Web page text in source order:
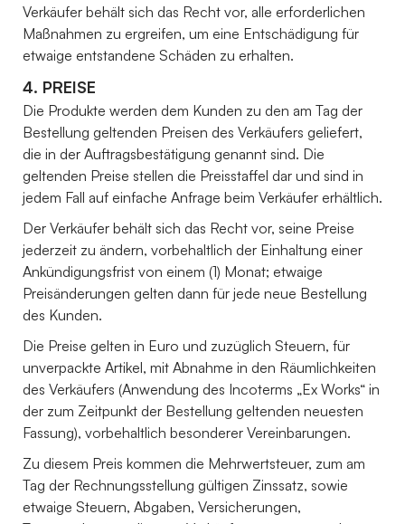
Verkäufer behält sich das Recht vor, alle erforderlichen
Maßnahmen zu ergreifen, um eine Entschädigung für
etwaige entstandene Schäden zu erhalten.
4. PREISE
Die Produkte werden dem Kunden zu den am Tag der
Bestellung geltenden Preisen des Verkäufers geliefert,
die in der Auftragsbestätigung genannt sind. Die
geltenden Preise stellen die Preisstaffel dar und sind in
jedem Fall auf einfache Anfrage beim Verkäufer erhältlich.
Der Verkäufer behält sich das Recht vor, seine Preise
jederzeit zu ändern, vorbehaltlich der Einhaltung einer
Ankündigungsfrist von einem (1) Monat; etwaige
Preisänderungen gelten dann für jede neue Bestellung
des Kunden.
Die Preise gelten in Euro und zuzüglich Steuern, für
unverpackte Artikel, mit Abnahme in den Räumlichkeiten
des Verkäufers (Anwendung des Incoterms „Ex Works“ in
der zum Zeitpunkt der Bestellung geltenden neuesten
Fassung), vorbehaltlich besonderer Vereinbarungen.
Zu diesem Preis kommen die Mehrwertsteuer, zum am
Tag der Rechnungsstellung gültigen Zinssatz, sowie
etwaige Steuern, Abgaben, Versicherungen,